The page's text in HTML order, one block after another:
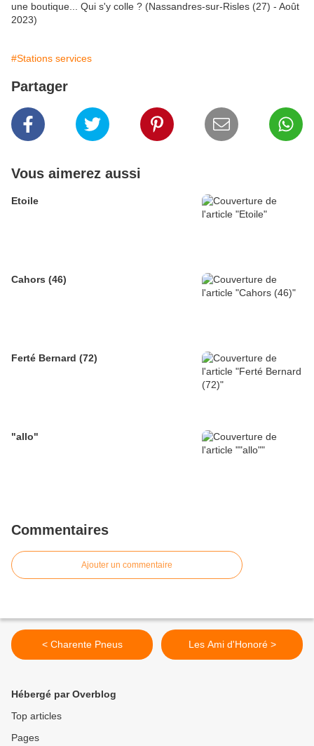
une boutique... Qui s'y colle ? (Nassandres-sur-Risles (27) - Août
2023)
#Stations services
Partager
Vous aimerez aussi
Etoile
Cahors (46)
Ferté Bernard (72)
"allo"
Commentaires
Ajouter un commentaire
< Charente Pneus Les Ami d'Honoré >
Hébergé par Overblog
Top articles
Pages